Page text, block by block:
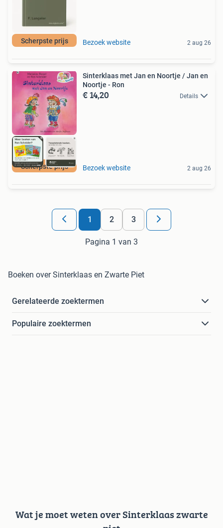
Scherpste prijs Bezoek website 2 aug 26
Scherpste prijs
Sinterklaas met Jan en Noortje / Jan en
Noortje - Ron
€ 14,20 Details
Bezoek website 2 aug 26
1 2 3
Pagina 1 van 3
Boeken over Sinterklaas en Zwarte Piet
Gerelateerde zoektermen
Populaire zoektermen
Wat je moet weten over Sinterklaas zwarte